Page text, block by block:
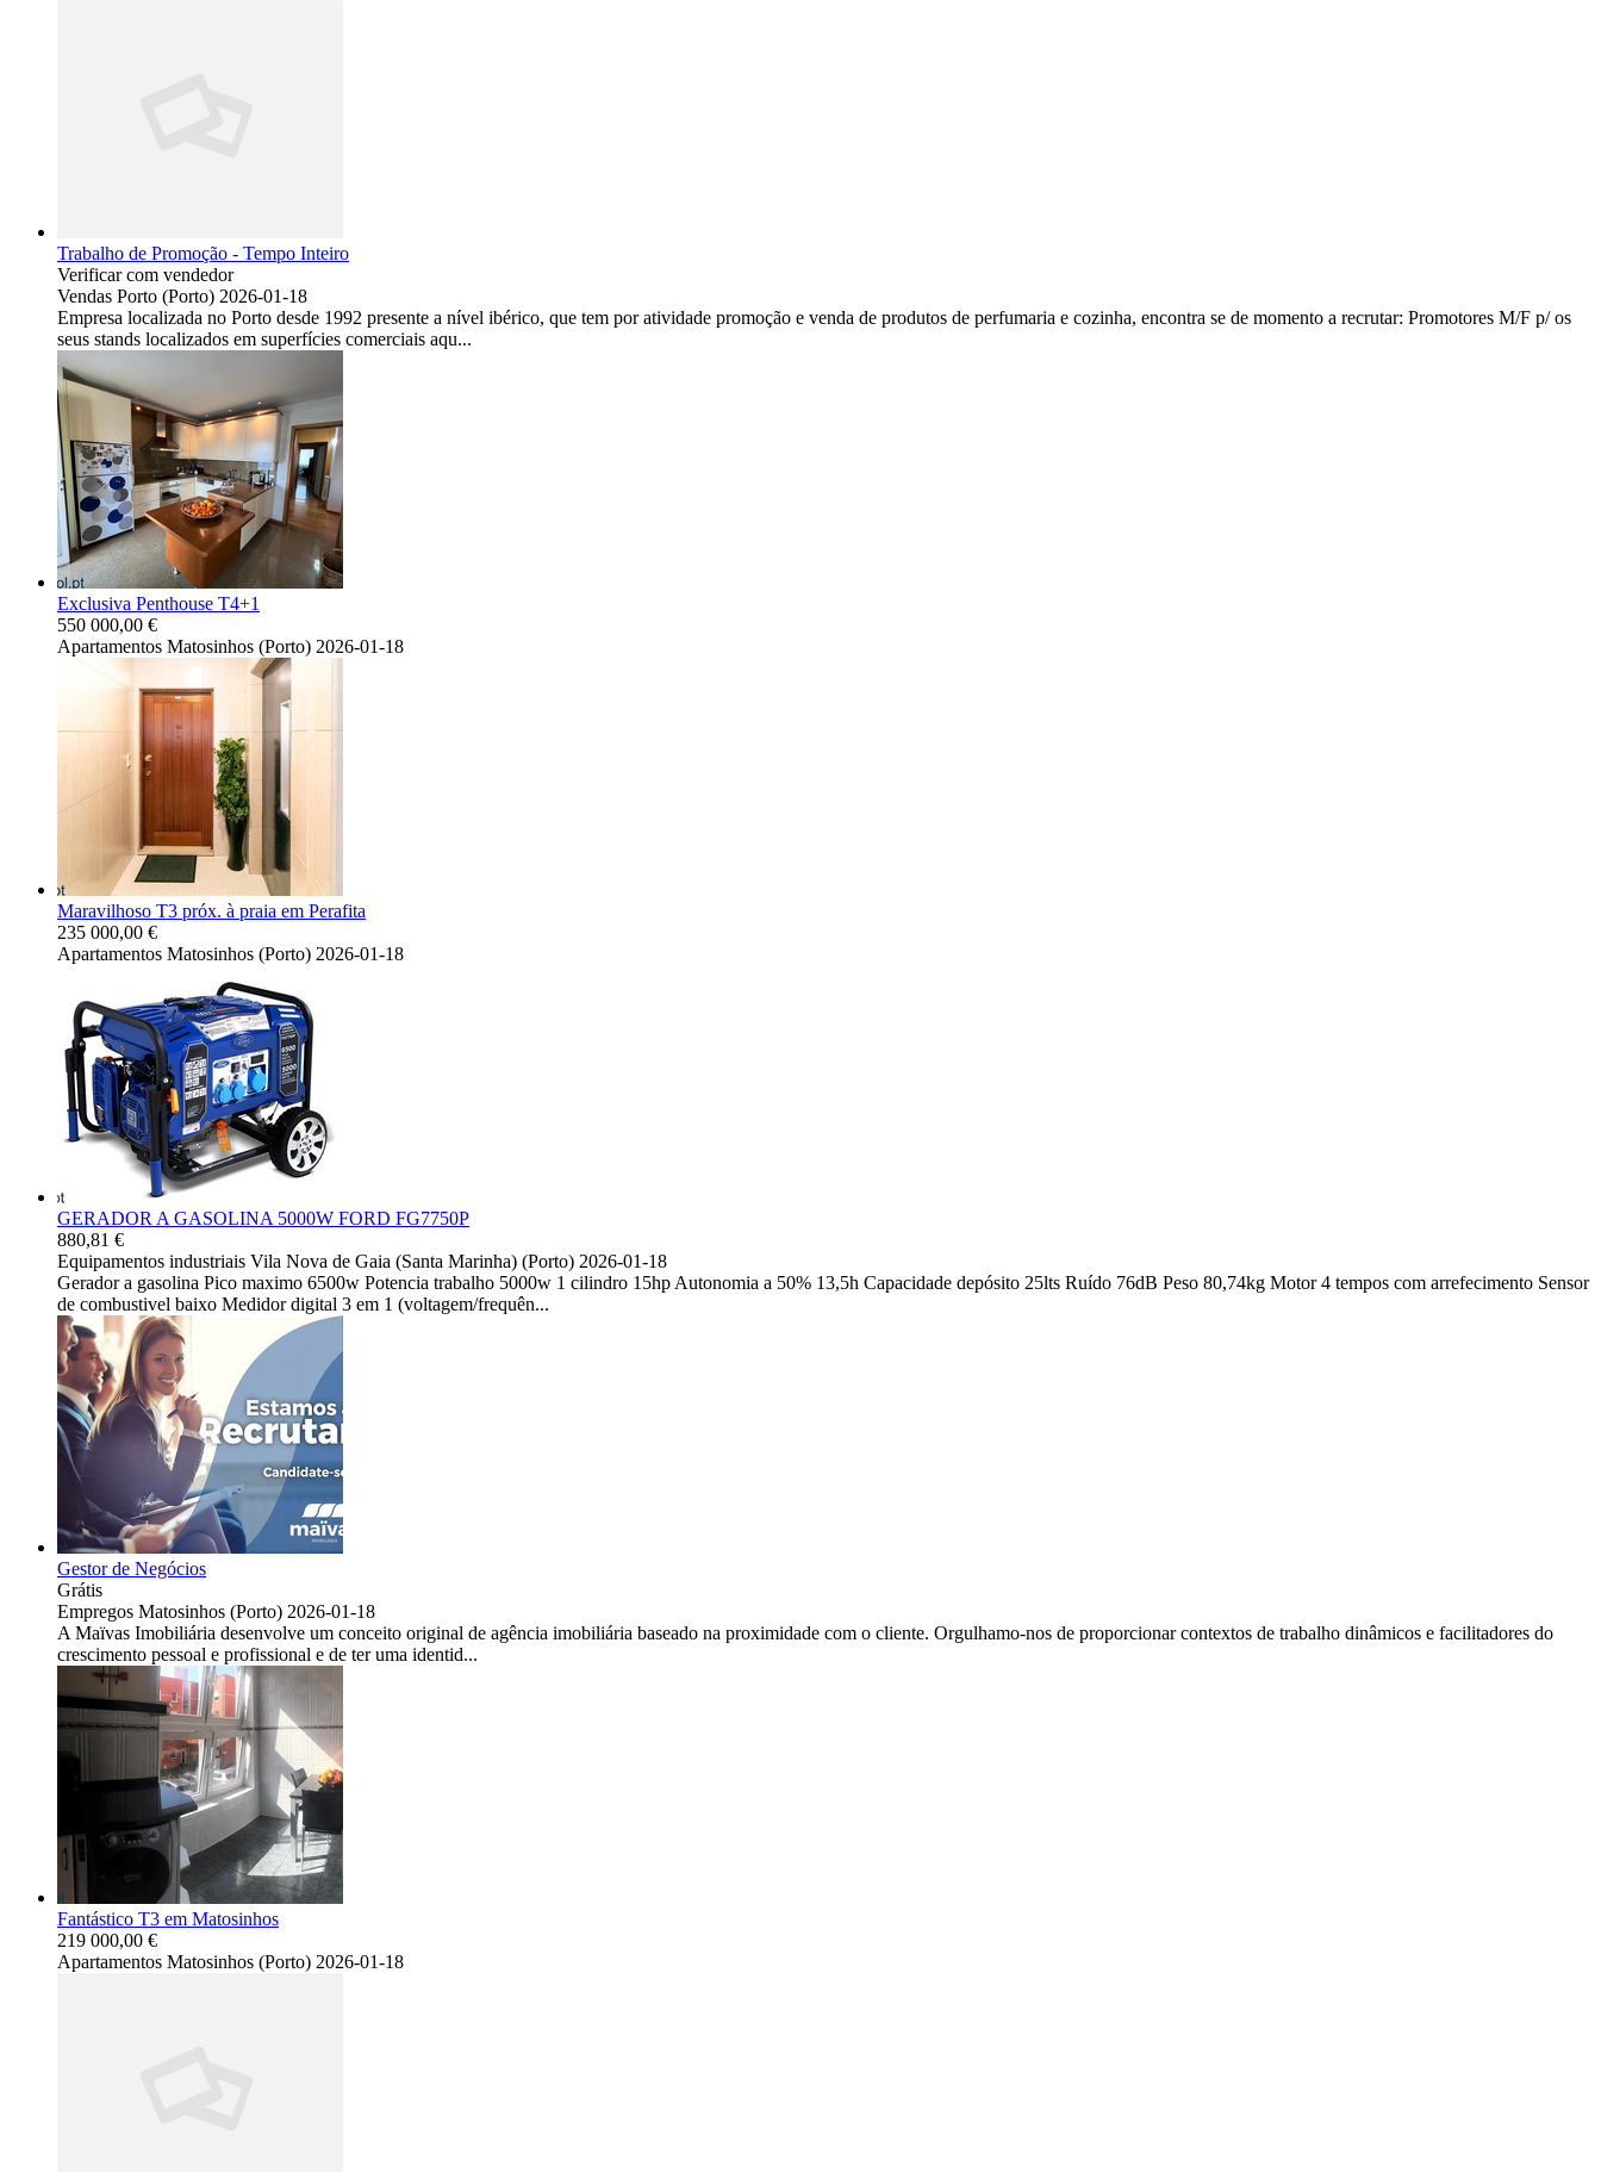
Trabalho de Promoção - Tempo Inteiro
Verificar com vendedor
Vendas Porto (Porto) 2026-01-18
Empresa localizada no Porto desde 1992 presente a nível ibérico, que tem por atividade promoção e venda de produtos de perfumaria e cozinha, encontra se de momento a recrutar: Promotores M/F p/ os
seus stands localizados em superfícies comerciais aqu...
Exclusiva Penthouse T4+1
550 000,00 €
Apartamentos Matosinhos (Porto) 2026-01-18
Maravilhoso T3 próx. à praia em Perafita
235 000,00 €
Apartamentos Matosinhos (Porto) 2026-01-18
GERADOR A GASOLINA 5000W FORD FG7750P
880,81 €
Equipamentos industriais Vila Nova de Gaia (Santa Marinha) (Porto) 2026-01-18
Gerador a gasolina Pico maximo 6500w Potencia trabalho 5000w 1 cilindro 15hp Autonomia a 50% 13,5h Capacidade depósito 25lts Ruído 76dB Peso 80,74kg Motor 4 tempos com arrefecimento Sensor
de combustivel baixo Medidor digital 3 em 1 (voltagem/frequên...
Gestor de Negócios
Grátis
Empregos Matosinhos (Porto) 2026-01-18
A Maïvas Imobiliária desenvolve um conceito original de agência imobiliária baseado na proximidade com o cliente. Orgulhamo-nos de proporcionar contextos de trabalho dinâmicos e facilitadores do
crescimento pessoal e profissional e de ter uma identid...
Fantástico T3 em Matosinhos
219 000,00 €
Apartamentos Matosinhos (Porto) 2026-01-18